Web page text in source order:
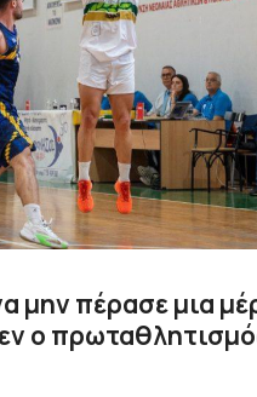
μην πέρασε μια
ο